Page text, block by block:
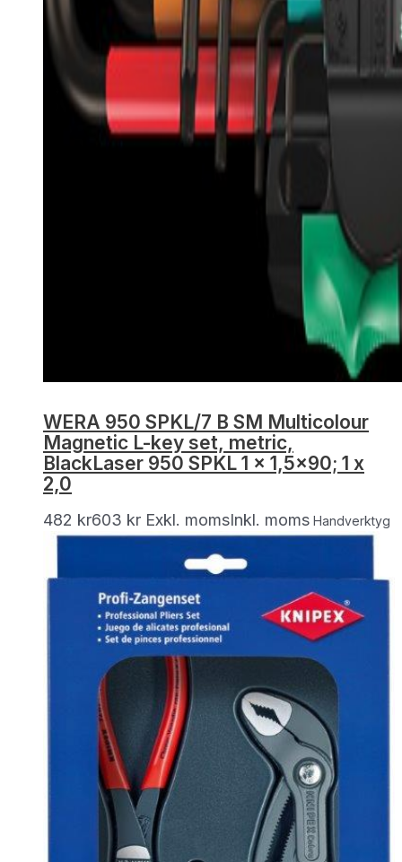
WERA 950 SPKL/7 B SM Multicolour
Magnetic L-key set, metric,
BlackLaser 950 SPKL 1 x 1,5×90; 1 x
2,0
482 kr603 kr Exkl. momsInkl. moms Handverktyg